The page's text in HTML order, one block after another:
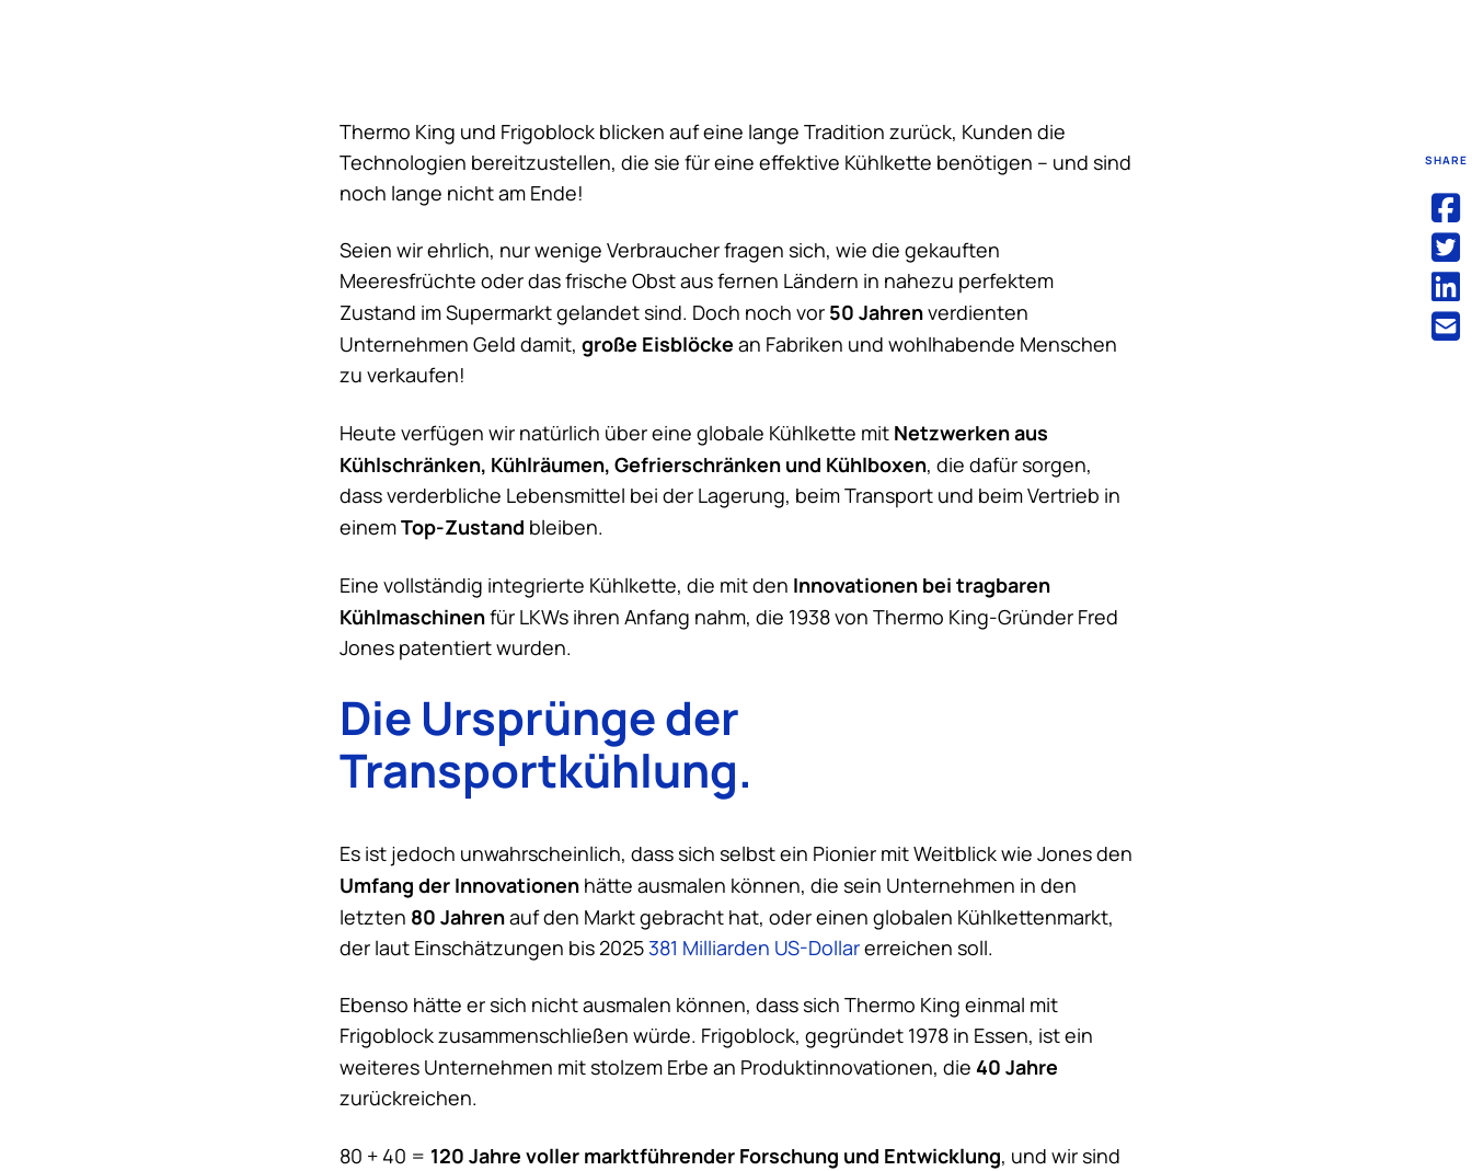
SHARE
Thermo King und Frigoblock blicken auf eine lange Tradition zurück, Kunden die
Technologien bereitzustellen, die sie für eine effektive Kühlkette benötigen – und sind
noch lange nicht am Ende!
Seien wir ehrlich, nur wenige Verbraucher fragen sich, wie die gekauften
Meeresfrüchte oder das frische Obst aus fernen Ländern in nahezu perfektem
Zustand im Supermarkt gelandet sind. Doch noch vor 50 Jahrenverdienten
Unternehmen Geld damit, große Eisblöcke an Fabriken und wohlhabende Menschen
zu verkaufen!
Heute verfügen wir natürlich über eine globale Kühlkette mit Netzwerken aus
Kühlschränken, Kühlräumen, Gefrierschränken und Kühlboxen, die dafür sorgen,
dass verderbliche Lebensmittel bei der Lagerung, beim Transport und beim Vertrieb in
einemTop-Zustand bleiben.
Eine vollständig integrierte Kühlkette, die mit den Innovationen bei tragbaren
Kühlmaschinenfür LKWs ihren Anfang nahm, die 1938 von Thermo King-Gründer Fred
Jones patentiert wurden.
Die Ursprünge der
Transportkühlung.
Es ist jedoch unwahrscheinlich, dass sich selbst ein Pionier mit Weitblick wie Jones den
Umfang der Innovationen hätte ausmalen können, die sein Unternehmen in den
letzten 80 Jahrenauf den Markt gebracht hat, oder einen globalen Kühlkettenmarkt,
der laut Einschätzungen bis 2025381 Milliarden US-Dollarerreichen soll.
Ebenso hätte er sich nicht ausmalen können, dass sich Thermo King einmal mit
Frigoblock zusammenschließen würde. Frigoblock, gegründet 1978 in Essen, ist ein
weiteres Unternehmen mit stolzem Erbe an Produktinnovationen, die 40 Jahre
zurückreichen.
80 + 40 = 120 Jahre voller marktführender Forschung und Entwicklung, und wir sind